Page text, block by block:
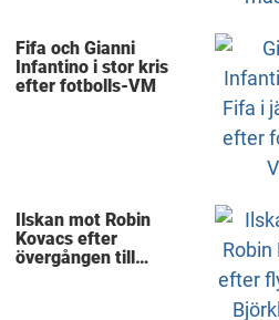
Fifa och Gianni
Infantino i stor kris
efter fotbolls-VM
Ilskan mot Robin
Kovacs efter
övergången till